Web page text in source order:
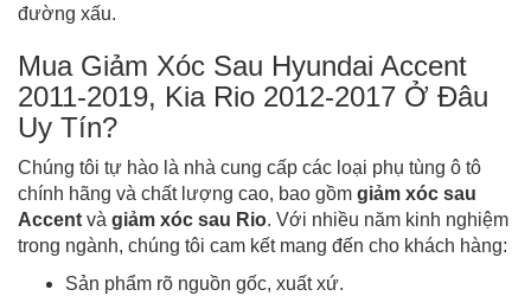
đường xấu.
Mua Giảm Xóc Sau Hyundai Accent
2011-2019, Kia Rio 2012-2017 Ở Đâu
Uy Tín?
Chúng tôi tự hào là nhà cung cấp các loại phụ tùng ô tô
chính hãng và chất lượng cao, bao gồm giảm xóc sau
Accent và giảm xóc sau Rio. Với nhiều năm kinh nghiệm
trong ngành, chúng tôi cam kết mang đến cho khách hàng:
Sản phẩm rõ nguồn gốc, xuất xứ.